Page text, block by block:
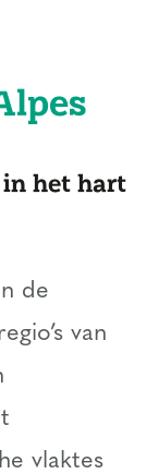
het hart
de
van
vlaktes